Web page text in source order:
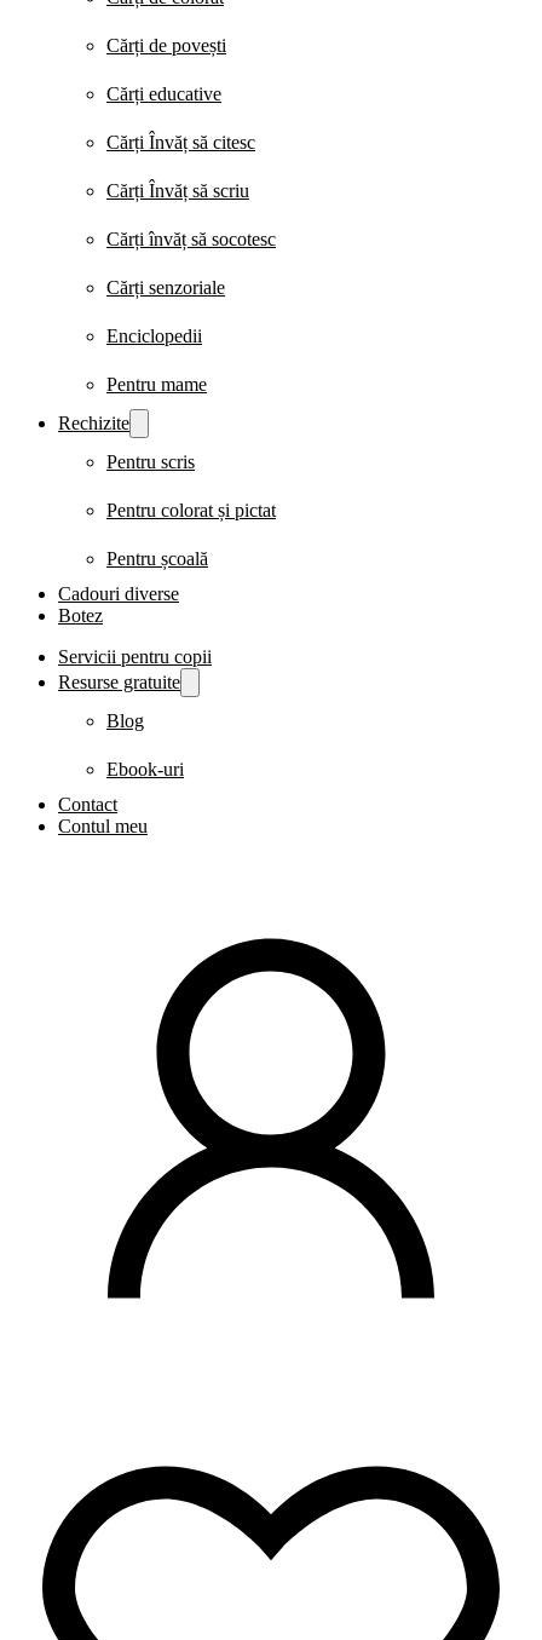
Cărți de povești
Cărți educative
Cărți Învăț să citesc
Cărți Învăț să scriu
Cărți învăț să socotesc
Cărți senzoriale
Enciclopedii
Pentru mame
Rechizite
Pentru scris
Pentru colorat și pictat
Pentru școală
Cadouri diverse
Botez
Servicii pentru copii
Resurse gratuite
Blog
Ebook-uri
Contact
Contul meu